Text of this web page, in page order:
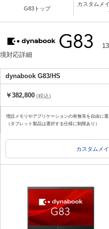
G83トップ
カスタムメ
境対応詳細
dynabook G83/HS
￥382,800 (税込)
増設メモリやアプリケーションの有無等を自由に
（タブレット製品は選択する仕様に制限あり）
カスタムメ